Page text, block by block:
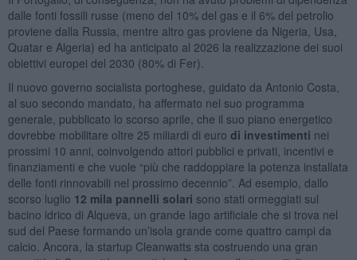
dalle fonti fossili russe (meno del 10% del gas e il 6% del petrolio
proviene dalla Russia, mentre altro gas proviene da Nigeria, Usa,
Quatar e Algeria) ed ha anticipato al 2026 la realizzazione dei suoi
obiettivi europei del 2030 (80% di Fer).
Il nuovo governo socialista portoghese, guidato da Antonio Costa,
al suo secondo mandato, ha affermato nel suo programma
generale, pubblicato lo scorso aprile, che il suo piano energetico
dovrebbe mobilitare oltre 25 miliardi di euro di investimenti nei
prossimi 10 anni, coinvolgendo attori pubblici e privati, incentivi e
finanziamenti e che vuole “più che raddoppiare la potenza installata
delle fonti rinnovabili nel prossimo decennio”. Ad esempio, dallo
scorso luglio 12 mila pannelli solari sono stati ormeggiati sul
bacino idrico di Alqueva, un grande lago artificiale che si trova nel
sud del Paese formando un’isola grande come quattro campi da
calcio. Ancora, la startup Cleanwatts sta costruendo una gran